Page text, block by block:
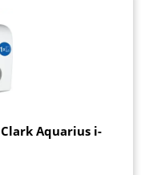
Aquarius i-